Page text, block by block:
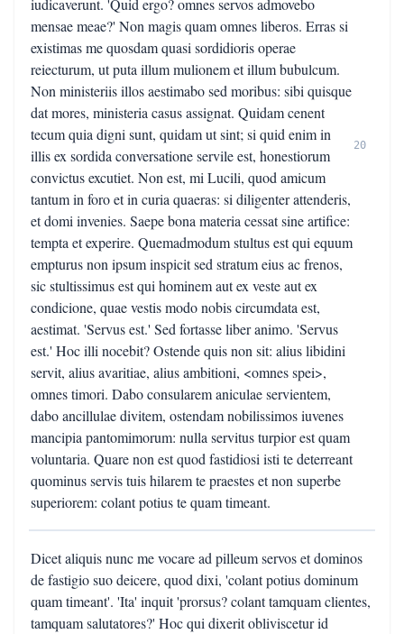
iudicaverunt. 'Quid ergo? omnes servos admovebo
mensae meae?' Non magis quam omnes liberos. Erras si
existimas me quosdam quasi sordidioris operae
reiecturum, ut puta illum mulionem et illum bubulcum.
Non ministeriis illos aestimabo sed moribus: sibi quisque
dat mores, ministeria casus assignat. Quidam cenent
tecum quia digni sunt, quidam ut sint; si quid enim in
illis ex sordida conversatione servile est, honestiorum
convictus excutiet. Non est, mi Lucili, quod amicum
tantum in foro et in curia quaeras: si diligenter attenderis,
et domi invenies. Saepe bona materia cessat sine artifice:
tempta et experire. Quemadmodum stultus est qui equum
empturus non ipsum inspicit sed stratum eius ac frenos,
sic stultissimus est qui hominem aut ex veste aut ex
condicione, quae vestis modo nobis circumdata est,
aestimat. 'Servus est.' Sed fortasse liber animo. 'Servus
est.' Hoc illi nocebit? Ostende quis non sit: alius libidini
servit, alius avaritiae, alius ambitioni, <omnes spei>,
omnes timori. Dabo consularem aniculae servientem,
dabo ancillulae divitem, ostendam nobilissimos iuvenes
mancipia pantomimorum: nulla servitus turpior est quam
voluntaria. Quare non est quod fastidiosi isti te deterreant
quominus servis tuis hilarem te praestes et non superbe
superiorem: colant potius te quam timeant.
20
Dicet aliquis nunc me vocare ad pilleum servos et dominos
de fastigio suo deicere, quod dixi, 'colant potius dominum
quam timeant'. 'Ita' inquit 'prorsus? colant tamquam clientes,
tamquam salutatores?' Hoc qui dixerit obliviscetur id